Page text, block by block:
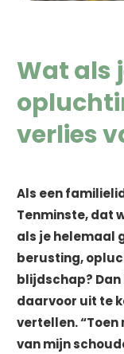
Wat als
verlies
Als een
Tenminste, dat
als je helemaal
berusting,
blijdschap?
daarvoor uit te
vertellen.
van mijn